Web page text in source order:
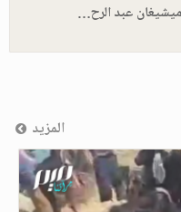
عبد الرح…
المزيد